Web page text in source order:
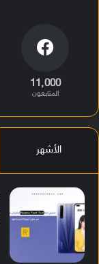
11٬000
المتابعون
الأشهر